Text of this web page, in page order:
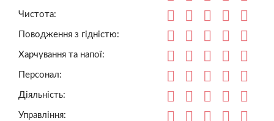
Чистота:
Поводження з гідністю:
Харчування та напої:
Персонал:
Діяльність:
Управління: